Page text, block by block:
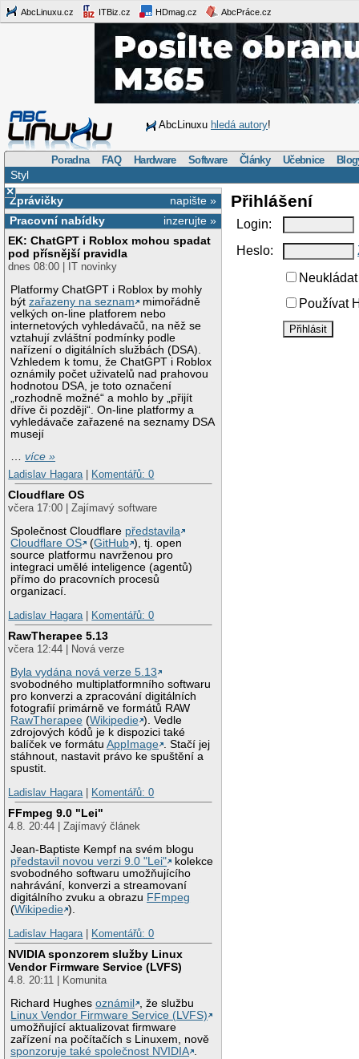
AbcLinuxu.cz ITBiz.cz HDmag.cz AbcPráce.cz
AbcLinuxu hledá autory!
Poradna FAQ Hardware Software Články Učebnice
Styl
×
napište »
Zprávičky
inzerujte »
Pracovní nabídky
EK: ChatGPT i Roblox mohou spadat
pod přísnější pravidla
dnes 08:00 | IT novinky
Platformy ChatGPT i Roblox by mohly
býtzařazeny na seznam
mimořádně
velkých on-line platforem nebo
internetových vyhledávačů, na něž se
vztahují zvláštní podmínky podle
nařízení o digitálních službách (DSA).
Vzhledem k tomu, že ChatGPT i Roblox
oznámily počet uživatelů nad prahovou
hodnotou DSA, je toto označení
„rozhodně možné“ a mohlo by „přijít
dříve či později“. On-line platformy a
vyhledávače zařazené na seznamy DSA
musejí
…více »
Ladislav Hagara
Komentářů: 0
Cloudflare OS
včera 17:00 | Zajímavý software
Společnost Cloudflare představila
Cloudflare OS
(GitHub ), tj. open
source platformu navrženou pro
integraci umělé inteligence (agentů)
přímo do pracovních procesů
organizací.
Ladislav Hagara
Komentářů: 0
RawTherapee 5.13
včera 12:44 | Nová verze
Byla vydána nová verze 5.13
svobodného multiplatformního softwaru
pro konverzi a zpracování digitálních
fotografií primárně ve formátů RAW
RawTherapee (Wikipedie ). Vedle
zdrojových kódů je k dispozici také
balíček ve formátuAppImage . Stačí jej
stáhnout, nastavit právo ke spuštění a
spustit.
Ladislav Hagara
Komentářů: 0
FFmpeg 9.0 "Lei"
4.8. 20:44 | Zajímavý článek
Jean-Baptiste Kempf na svém blogu
představil novou verzi 9.0 "Lei"
kolekce
svobodného softwaru umožňujícího
nahrávání, konverzi a streamovaní
digitálního zvuku a obrazu FFmpeg
(Wikipedie ).
Ladislav Hagara
Komentářů: 0
NVIDIA sponzorem služby Linux
Vendor Firmware Service (LVFS)
4.8. 20:11 | Komunita
Richard Hughesoznámil
, že službu
Linux Vendor Firmware Service (LVFS)
umožňující aktualizovat firmware
zařízení na počítačích s Linuxem, nově
sponzoruje také společnost NVIDIA .
Přihlášení
Login:
Heslo:
Používat